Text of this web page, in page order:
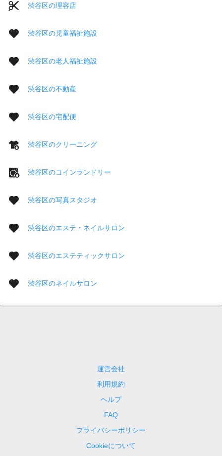
渋谷区の理容店
渋谷区の児童福祉施設
渋谷区の老人福祉施設
渋谷区の不動産
渋谷区の宅配便
渋谷区のクリーニング
渋谷区のコインランドリー
渋谷区の写真スタジオ
渋谷区のエステ・ネイルサロン
渋谷区のエステティックサロン
渋谷区のネイルサロン
運営会社
利用規約
ヘルプ
FAQ
プライバシーポリシー
Cookieについて